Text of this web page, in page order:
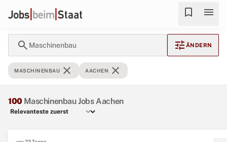
bookmark menu
search Maschinenbau tune ÄNDERN
MASCHINENBAU close AACHEN close
100 Maschinenbau Jobs Aachen